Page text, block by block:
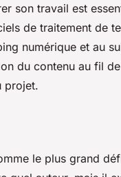
son travail est
de traitement de
numérique et au
du contenu au fil
projet.
le plus grand